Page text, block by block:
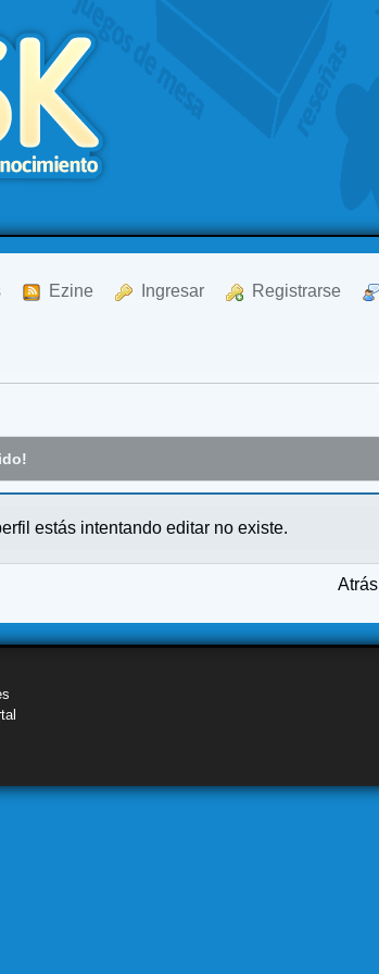
Ezine Ingresar Registrarse
estás intentando editar no existe.
Atrás